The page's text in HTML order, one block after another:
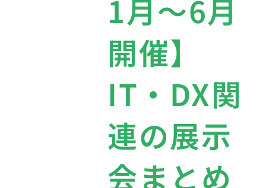
1月〜6月
開催】
IT・DX関
連の展示
会まとめ